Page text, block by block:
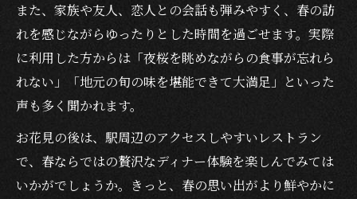
また、家族や友人、恋人との会話も弾みやすく、春の訪
れを感じながらゆったりとした時間を過ごせます。実際
に利用した方からは「夜桜を眺めながらの食事が忘れら
れない」「地元の旬の味を堪能できて大満足」といった
声も多く聞かれます。
お花見の後は、駅周辺のアクセスしやすいレストラン
で、春ならではの贅沢なディナー体験を楽しんでみては
いかがでしょうか。きっと、春の思い出がより鮮やかに